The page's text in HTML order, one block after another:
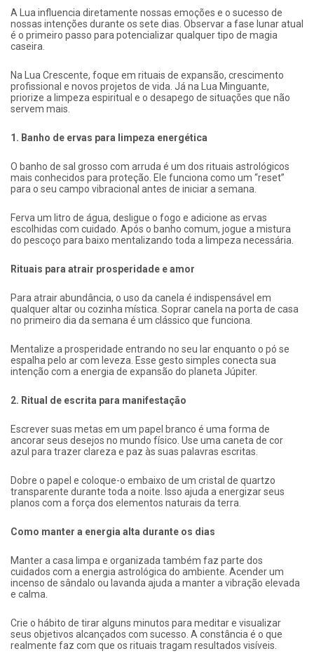
A Lua influencia diretamente nossas emoções e o sucesso de
nossas intenções durante os sete dias. Observar a fase lunar atual
é o primeiro passo para potencializar qualquer tipo de magia
caseira.
Na Lua Crescente, foque em rituais de expansão, crescimento
profissional e novos projetos de vida. Já na Lua Minguante,
priorize a limpeza espiritual e o desapego de situações que não
servem mais.
1. Banho de ervas para limpeza energética
O banho de sal grosso com arruda é um dos rituais astrológicos
mais conhecidos para proteção. Ele funciona como um “reset”
para o seu campo vibracional antes de iniciar a semana.
Ferva um litro de água, desligue o fogo e adicione as ervas
escolhidas com cuidado. Após o banho comum, jogue a mistura
do pescoço para baixo mentalizando toda a limpeza necessária.
Rituais para atrair prosperidade e amor
Para atrair abundância, o uso da canela é indispensável em
qualquer altar ou cozinha mística. Soprar canela na porta de casa
no primeiro dia da semana é um clássico que funciona.
Mentalize a prosperidade entrando no seu lar enquanto o pó se
espalha pelo ar com leveza. Esse gesto simples conecta sua
intenção com a energia de expansão do planeta Júpiter.
2. Ritual de escrita para manifestação
Escrever suas metas em um papel branco é uma forma de
ancorar seus desejos no mundo físico. Use uma caneta de cor
azul para trazer clareza e paz às suas palavras escritas.
Dobre o papel e coloque-o embaixo de um cristal de quartzo
transparente durante toda a noite. Isso ajuda a energizar seus
planos com a força dos elementos naturais da terra.
Como manter a energia alta durante os dias
Manter a casa limpa e organizada também faz parte dos
cuidados com a energia astrológica do ambiente. Acender um
incenso de sândalo ou lavanda ajuda a manter a vibração elevada
e calma.
Crie o hábito de tirar alguns minutos para meditar e visualizar
seus objetivos alcançados com sucesso. A constância é o que
realmente faz com que os rituais tragam resultados visíveis.